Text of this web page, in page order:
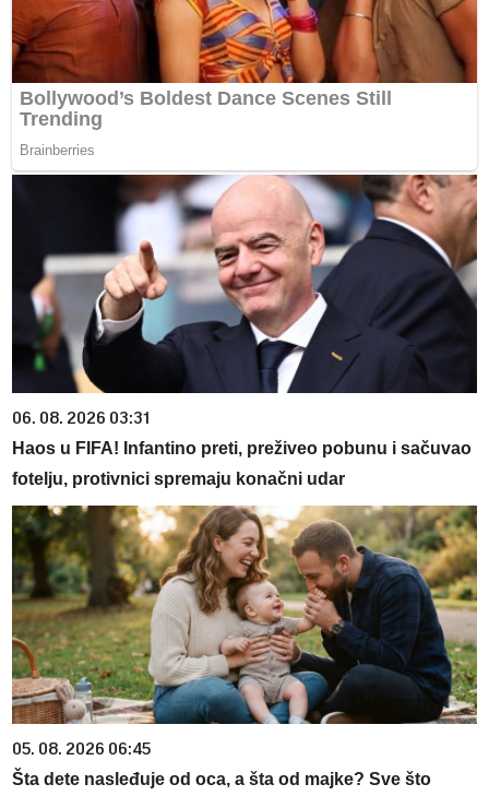
06. 08. 2026 03:31
Haos u FIFA! Infantino preti, preživeo pobunu i sačuvao
fotelju, protivnici spremaju konačni udar
05. 08. 2026 06:45
Šta dete nasleđuje od oca, a šta od majke? Sve što